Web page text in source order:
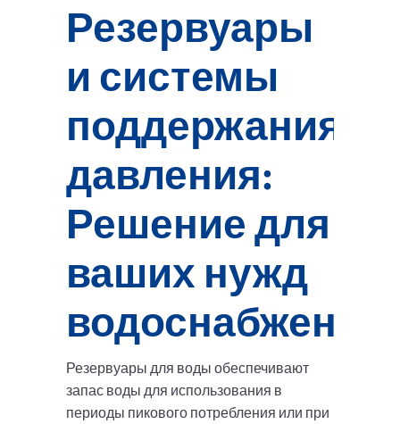
Резервуары
и системы
поддержания
давления:
Решение для
ваших нужд
водоснабжения
Резервуары для воды обеспечивают
запас воды для использования в
периоды пикового потребления или при